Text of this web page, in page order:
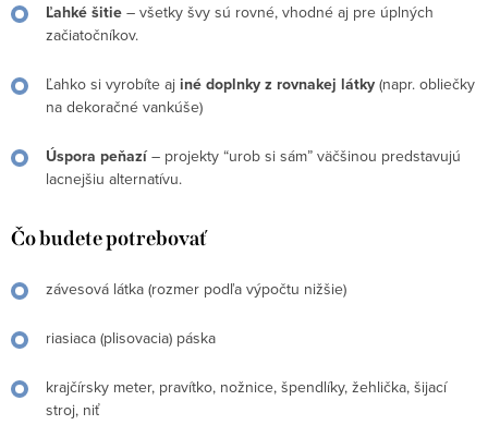
Ľahké šitie – všetky švy sú rovné, vhodné aj pre úplných
začiatočníkov.
Ľahko si vyrobíte aj iné doplnky z rovnakej látky (napr. obliečky
na dekoračné vankúše)
Úspora peňazí– projekty “urob si sám” väčšinou predstavujú
lacnejšiu alternatívu.
Čo budete potrebovať
závesová látka (rozmer podľa výpočtu nižšie)
riasiaca (plisovacia) páska
krajčírsky meter, pravítko, nožnice, špendlíky, žehlička, šijací
stroj, niť